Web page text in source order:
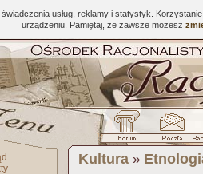
usług, reklamy i statystyk.
urządzeniu. Pamiętaj, że zawsze możesz
Kultura »